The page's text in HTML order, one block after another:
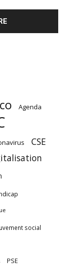
Agenda
CSE
social
PSE